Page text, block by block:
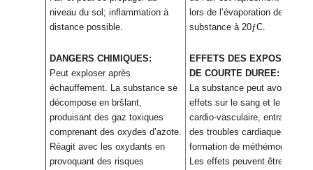
niveau du sol; inflammation à
distance possible.
DANGERS CHIMIQUES:
Peut exploser après
échauffement. La substance se
décompose en bršlant,
produisant des gaz toxiques
comprenant des oxydes d’azote.
Réagit avec les oxydants en
provoquant des risques
lors de l’évaporation de cette
substance à 20ƒC.
EFFETS DES EXPOSITIONS
DE COURTE DUREE:
La substance peut avoir des
effets sur le sang et le
cardio-vasculaire, entraÓnant
des troubles cardiaques et la
formation de méthémoglobine.
Les effets peuvent être